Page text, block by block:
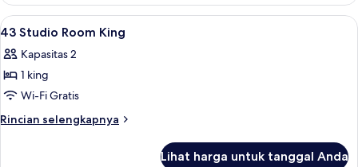
Studio
Room
Lihat
semua
foto
untuk
43
Studio
Seprai antialergi, brankas, setrika/
3
43 Studio Room King
Kapasitas 2
1 king
Wi-Fi Gratis
Rincian selengkapnya
Rincian
Lihat harga untuk tanggal Anda